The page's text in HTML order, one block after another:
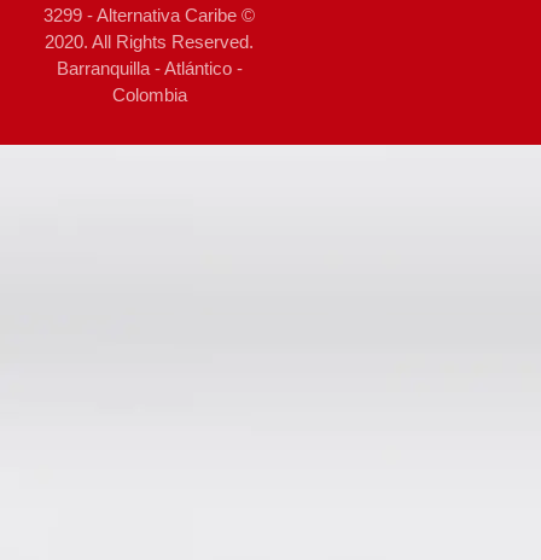
3299 - Alternativa Caribe ©
2020. All Rights Reserved.
Barranquilla - Atlántico -
Colombia